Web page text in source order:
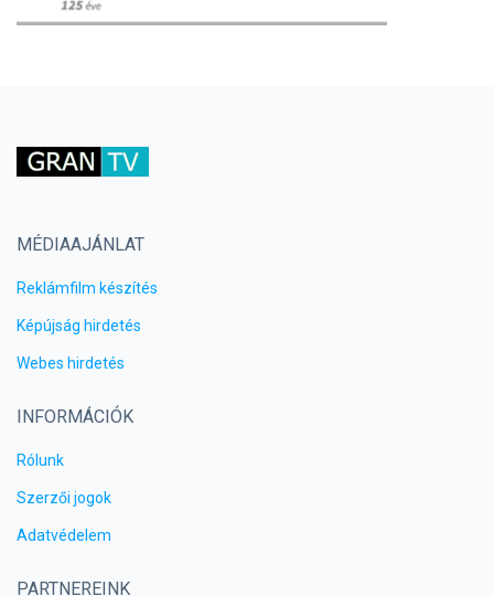
MÉDIAAJÁNLAT
Reklámfilm készítés
Képújság hirdetés
Webes hirdetés
INFORMÁCIÓK
Rólunk
Szerzői jogok
Adatvédelem
PARTNEREINK